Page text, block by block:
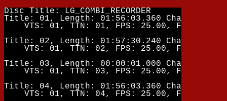
Disc Title: LG_COMBI_RECORDER
Title: 01, Length: 01:56:03.360 Chapters:
VTS: 01, TTN: 01, FPS: 25.00, Format:
Title: 02, Length: 01:57:30.240 Chapters:
VTS: 01, TTN: 02, FPS: 25.00, Format:
Title: 03, Length: 00:00:01.000 Chapters:
VTS: 01, TTN: 03, FPS: 25.00, Format:
Title: 04, Length: 01:56:03.360 Chapters:
VTS: 01, TTN: 04, FPS: 25.00, Format: